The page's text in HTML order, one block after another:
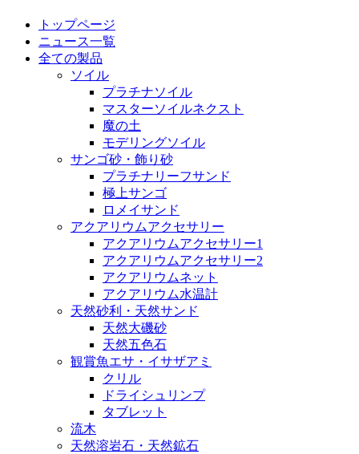
トップページ
ニュース一覧
全ての製品
ソイル
プラチナソイル
マスターソイルネクスト
魔の土
モデリングソイル
サンゴ砂・飾り砂
プラチナリーフサンド
極上サンゴ
ロメイサンド
アクアリウムアクセサリー
アクアリウムアクセサリー1
アクアリウムアクセサリー2
アクアリウムネット
アクアリウム水温計
天然砂利・天然サンド
天然大磯砂
天然五色石
観賞魚エサ・イサザアミ
クリル
ドライシュリンプ
タブレット
流木
天然溶岩石・天然鉱石